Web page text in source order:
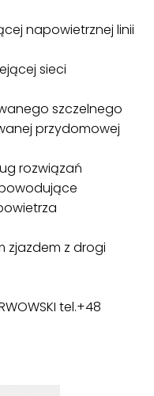
napowietrznej linii
sieci
szczelnego
przydomowej
rozwiązań
zjazdem z drogi
tel.+48